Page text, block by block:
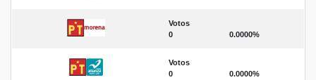
Votos
0
0.0000%
Votos
0
0.0000%